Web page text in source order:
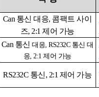
Can 통신 대응, 콤팩 트 사이
즈, 2:1 제어 가능
Can 통신 대응, RS232C 통신 대
응, 2:1 제어 가능
RS232C 통신, 2:1 제어 가능